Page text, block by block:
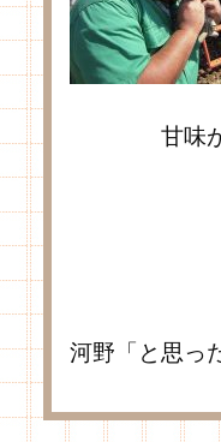
甘味が出
河野「と思っ